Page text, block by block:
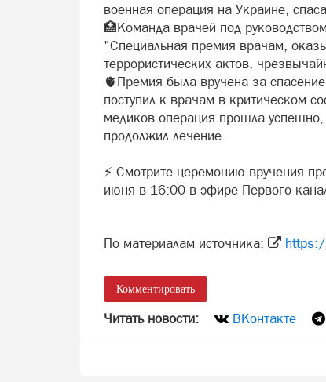
военная операция на Украине,
🏥Команда врачей под
"Специальная премия врачам,
террористических актов,
🫀Премия была вручена за
поступил к врачам в критическом
медиков операция прошла
продолжил лечение.
⚡ Смотрите церемонию вручения
июня в 16:00 в эфире Первого
По материалам источника:
Комментировать
Читать новости: ВКонтакте